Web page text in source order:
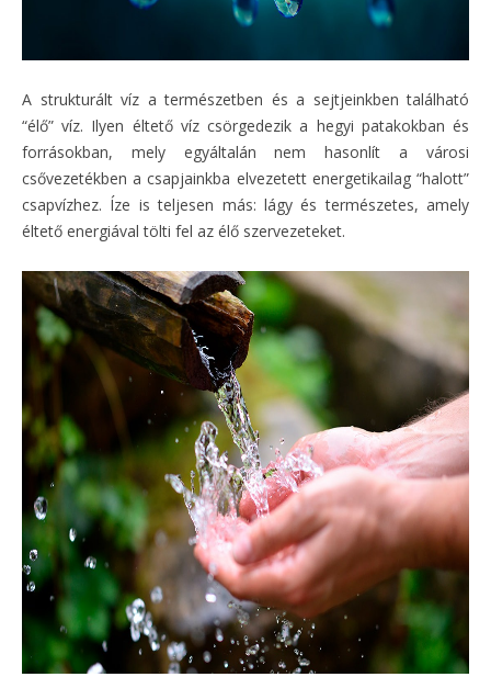
A strukturált víz a természetben és a sejtjeinkben található
“élő” víz. Ilyen éltető víz csörgedezik a hegyi patakokban és
forrásokban, mely egyáltalán nem hasonlít a városi
csővezetékben a csapjainkba elvezetett energetikailag “halott”
csapvízhez. Íze is teljesen más: lágy és természetes, amely
éltető energiával tölti fel az élő szervezeteket.